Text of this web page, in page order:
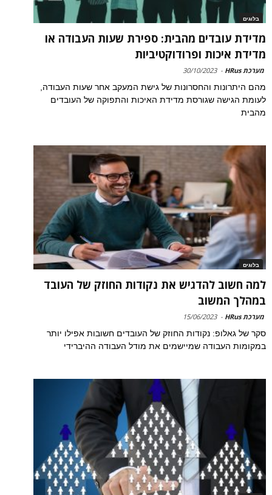
בלוגים
מדידת עובדים מהבית: ספירת שעות העבודה או
מדידת איכות ופרודוקטיביות
מערכת HRus -
30/10/2023
מהם היתרונות והחסרונות של גישת המעקב אחר שעות העבודה,
לעומת הגישה שגורסת מדידת האיכות והתפוקה של העובדים
מהבית
בלוגים
למה חשוב להדגיש את נקודות החוזק של העובד
במהלך המשוב
מערכת HRus -
15/06/2023
סקר של גאלופ: נקודות החוזק של העובדים חשובות אפילו יותר
במקומות העבודה שמיישמים את מודל העבודה ההיברידי